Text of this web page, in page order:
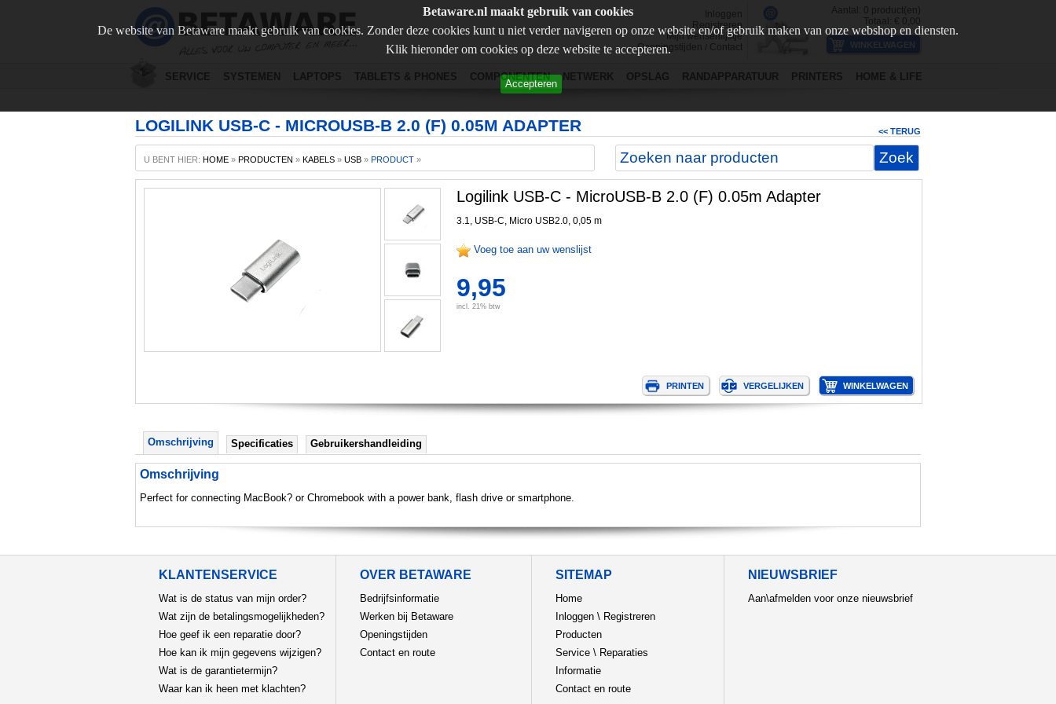
Betaware.nl maakt gebruik van cookies
De website van Betaware maakt gebruik van cookies. Zonder deze cookies kunt u niet verder navigeren op onze website en/of gebruik maken van onze webshop en diensten.
Klik hieronder om cookies op deze website te accepteren.
Accepteren
Inloggen
Registreren
Mijn wensenlijstje
Openingstijden
Contact
Aantal: 0 product(en)
Totaal: €
0,00
SERVICE SYSTEMEN LAPTOPS TABLETS & PHONES COMPONENTEN NETWERK OPSLAG RANDAPPARATUUR PRINTERS HOME & LIFE
LOGILINK USB-C - MICROUSB-B 2.0 (F) 0.05M ADAPTER << TERUG
U BENT HIER: HOME » PRODUCTEN » KABELS » USB » PRODUCT »
Logilink USB-C - MicroUSB-B 2.0 (F) 0.05m Adapter
3.1, USB-C, Micro USB2.0, 0,05 m
Voeg toe aan uw wenslijst
9,95
incl. 21% btw
Omschrijving Specificaties Gebruikershandleiding
Omschrijving
Perfect for connecting MacBook? or Chromebook with a power bank, flash drive or smartphone.
KLANTENSERVICE
Wat is de status van mijn order?
Wat zijn de betalingsmogelijkheden?
Hoe geef ik een reparatie door?
Hoe kan ik mijn gegevens wijzigen?
Wat is de garantietermijn?
Waar kan ik heen met klachten?
OVER BETAWARE
Bedrijfsinformatie
Werken bij Betaware
Openingstijden
Contact en route
SITEMAP
Home
Inloggen \ Registreren
Producten
Service \ Reparaties
Informatie
Contact en route
NIEUWSBRIEF
Aan\afmelden voor onze nieuwsbrief